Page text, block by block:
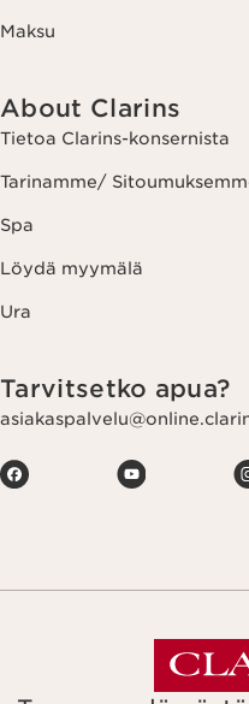
Maksu
About Clarins
Tietoa Clarins-konsernista
Tarinamme/
Spa
Löydä myymälä
Ura
Tarvitsetko apua?